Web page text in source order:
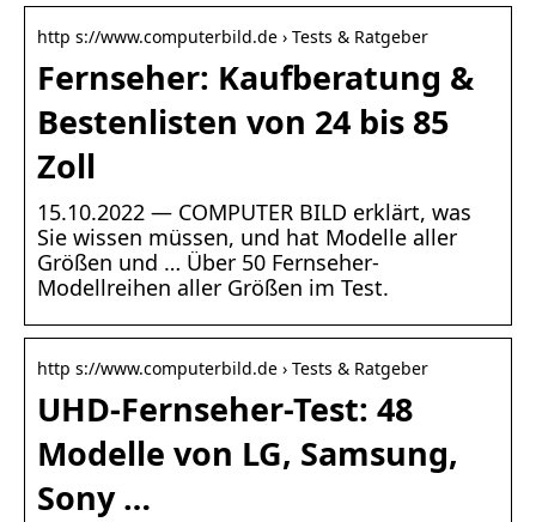
http s://www.computerbild.de › Tests & Ratgeber
Fernseher: Kaufberatung &
Bestenlisten von 24 bis 85
Zoll
15.10.2022 — COMPUTER BILD erklärt, was
Sie wissen müssen, und hat Modelle aller
Größen und … Über 50 Fernseher-
Modellreihen aller Größen im Test.
http s://www.computerbild.de › Tests & Ratgeber
UHD-Fernseher-Test: 48
Modelle von LG, Samsung,
Sony …